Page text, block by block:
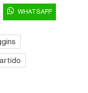
WHATSAPP